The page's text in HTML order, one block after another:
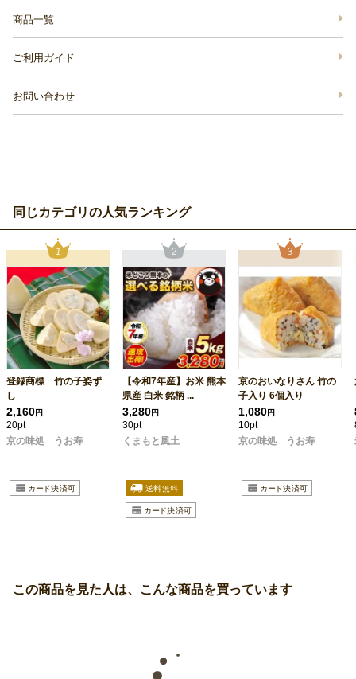
商品一覧
ご利用ガイド
お問い合わせ
同じカテゴリの人気ランキング
登録商標 竹の子姿ず
し
2,160円
20pt
京の味処 うお寿
【令和7年産】お米 熊本
県産 白米 銘柄 ...
3,280円
30pt
くまもと風土
京のおいなりさん 竹の
子入り 6個入り
1,080円
10pt
京の味処 うお寿
この商品を見た人は、こんな商品を買っています